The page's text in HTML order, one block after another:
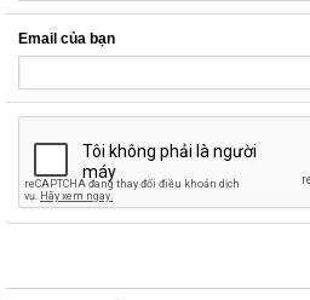
Email của bạn